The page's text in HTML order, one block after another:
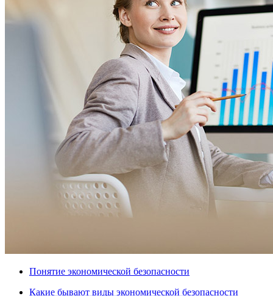
Понятие экономической безопасности
Какие бывают виды экономической безопасности